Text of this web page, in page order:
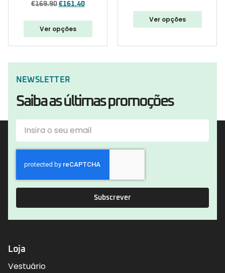
€169.90 €161.40
Ver opções
Ver opções
NEWSLETTER
Saiba as últimas promoções
Subscrever
Loja
Vestuário